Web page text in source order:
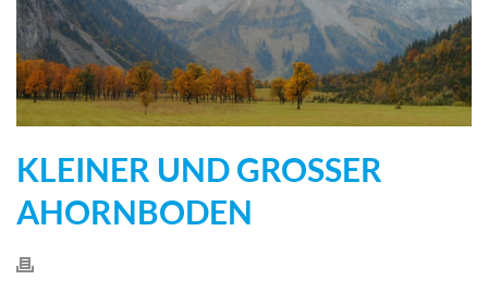
KLEINER UND GROSSER A
HORNBODEN